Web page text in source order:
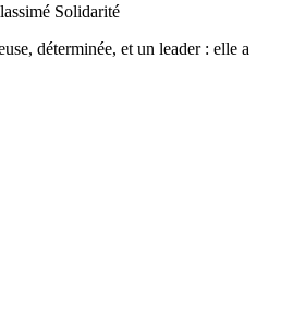
Solidarité
déterminée, et un leader : elle a